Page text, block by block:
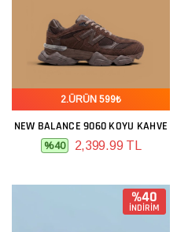
2.ÜRÜN 599₺
NEW BALANCE 9060 KOYU KAHVE
%40 2,399.99 TL
%40
İNDİRİM